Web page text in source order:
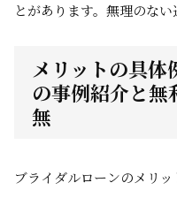
とがあります。無理のない
メリットの具
の事例紹介と無
無
ブライダルローンのメリッ